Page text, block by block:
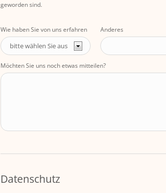
geworden sind.
Wie haben Sie von uns erfahren Anderes
Möchten Sie uns noch etwas mitteilen?
Datenschutz